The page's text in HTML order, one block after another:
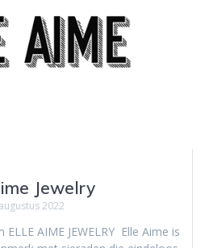
Jewelry
2022
AIME JEWELRY Elle Aime is